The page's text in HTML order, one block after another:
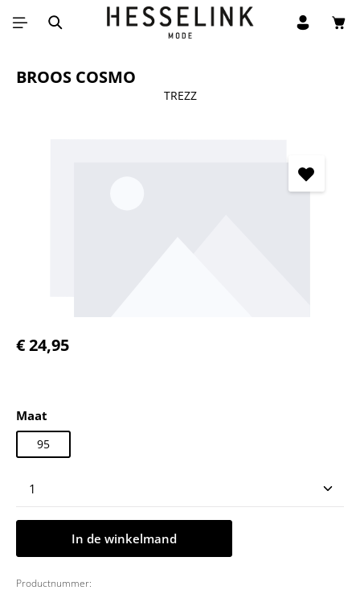
Ga naar de hoofdinhoud
BROOS COSMO
TREZZ
Normale prijs:
€ 24,95
Selecteer
Maat
95
Producthoeveelheid: Voer de gewenste
In de winkelmand
Productnummer: